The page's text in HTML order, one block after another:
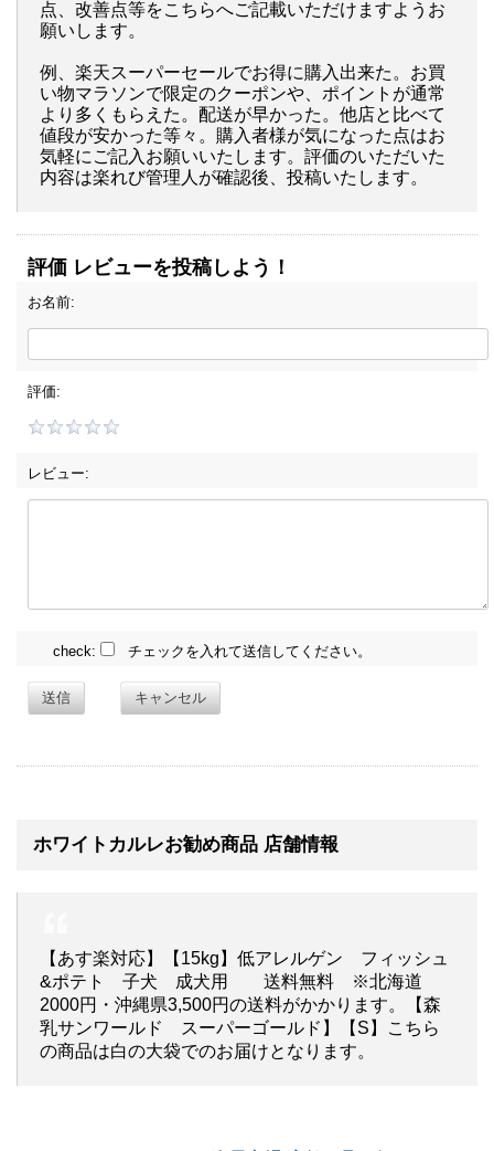
点、改善点等をこちらへご記載いただけますようお
願いします。
例、楽天スーパーセールでお得に購入出来た。お買
い物マラソンで限定のクーポンや、ポイントが通常
より多くもらえた。配送が早かった。他店と比べて
値段が安かった等々。購入者様が気になった点はお
気軽にご記入お願いいたします。評価のいただいた
内容は楽れび管理人が確認後、投稿いたします。
評価 レビューを投稿しよう！
お名前:
評価:
レビュー:
check: チェックを入れて送信してください。
送信 キャンセル
ホワイトカルレお勧め商品 店舗情報
【あす楽対応】【15kg】低アレルゲン フィッシュ
&ポテト 子犬 成犬用 送料無料 ※北海道
2000円・沖縄県3,500円の送料がかかります。【森
乳サンワールド スーパーゴールド】【S】こちら
の商品は白の大袋でのお届けとなります。